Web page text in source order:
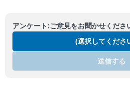
アンケート:ご意見をお聞かせくださ
(選択してくださ
送信する